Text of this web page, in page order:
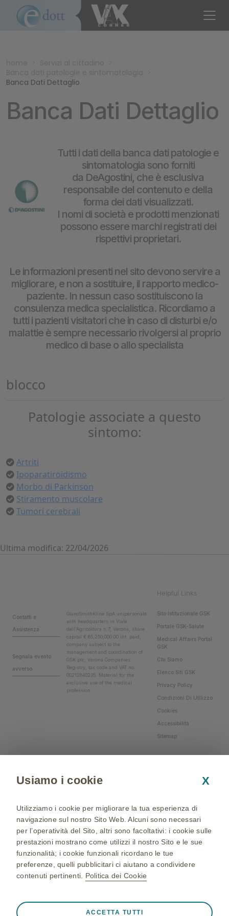
>
>
>
Banca Dati Dettaglio
Banca Dati Dettaglio
Tutti i dati della banca dati patologie e
sintomatologia sono forniti
da DeAgostini, che è esclusiva
responsabile del contenuto e della
forma dei dati visualizzati.
I nomi di società e prodotti menzionati
possono essere marchi registrati dei
rispettivi proprietari.
Le informazioni presenti nel sito devono servire a
migliorare, e non a sostituire, il rapporto medico-
paziente. In nessun caso sostituiscono la
consulenza medica specialistica. Ricordiamo a
tutti i pazienti visitatori che in caso di disturbi e/o
malattie è sempre necessario rivolgersi al proprio
medico di base o allo specialista
blocco
Patologie associate a questo
sintomo:
Artriti
Ipoparatiroidismo
Morbo di Parkinson
Stiramento muscolare
Tumori cerebrali
Ultima modifica: 22/04/2026
Helpful Links
Contatti e
Assistenza
Segnala evento
avverso
GlaxoSmithKline SpA unipersonale
with headquarters in Viale
dell'Agricoltura n.7, Verona, share
capital € 65,250,000.00 int. paid,
company subject to the
management and coordination of
GSK plc, Verona Companies
Registry, tax code and VAT no.
00212840235. Material for the
exclusive use of the medical
profession.
Sito Istituzionale GSK
Portale GSK-Salute
Medical Affairs Portal
GSK
Chi Siamo
Elenco Siti GSK
Privacy Policy
Condizioni Di Utilizzo
Cookies
Accessibilità
Sitemap
group of companies. All Rights Reserved - Production and
realization: QBGROUP srl
Usiamo i cookie X
Utilizziamo i cookie per migliorare la tua esperienza di
navigazione sul nostro Sito Web. Alcuni sono necessari
per l’operatività del Sito, altri sono facoltativi: i cookie sulle
prestazioni mostrano come utilizzi il nostro Sito e le sue
funzionalità; i cookie funzionali ricordano le tue
preferenze, quelli pubblicitari ci aiutano a condividere
contenuti pertinenti. Politica dei Cookie
❮
ACCETTA TUTTI